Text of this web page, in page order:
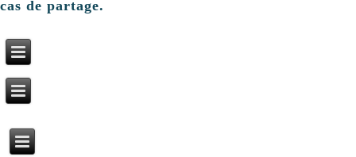
cas de partage.